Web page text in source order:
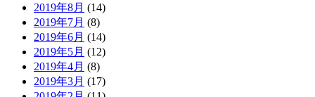
2019年8月 (14)
2019年7月 (8)
2019年6月 (14)
2019年5月 (12)
2019年4月 (8)
2019年3月 (17)